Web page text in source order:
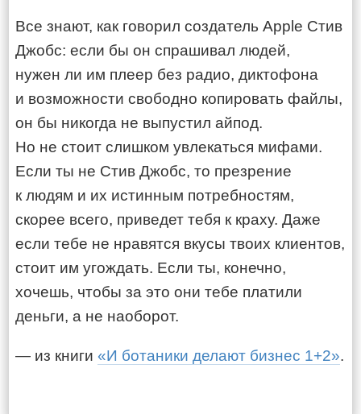
Все знают, как говорил создатель Apple Стив
Джобс: если бы он спрашивал людей,
нужен ли им плеер без радио, диктофона
и возможности свободно копировать файлы,
он бы никогда не выпустил айпод.
Но не стоит слишком увлекаться мифами.
Если ты не Стив Джобс, то презрение
к людям и их истинным потребностям,
скорее всего, приведет тебя к краху. Даже
если тебе не нравятся вкусы твоих клиентов,
стоит им угождать. Если ты, конечно,
хочешь, чтобы за это они тебе платили
деньги, а не наоборот.
— из книги «И ботаники делают бизнес 1+2».